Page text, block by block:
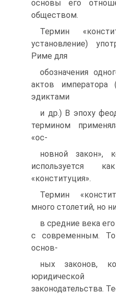
основы его
обществом.
Термин
установление)
Риме для
обозначения
актов императора
эдиктами
и др.) В эпоху
термином
«ос-
новной закон»,
используется
«конституция».
Термин
много столетий, но
в средние века
с современным.
основ-
ных законов,
юридической
законодательства.